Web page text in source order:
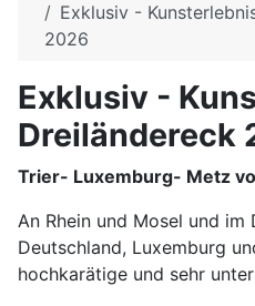
Exklusiv -
2026
Exklusiv -
Dreiländereck
Trier- Luxemburg- Metz
An Rhein und Mosel und
Deutschland, Luxemburg
hochkarätige und sehr